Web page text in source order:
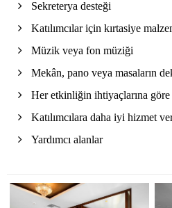
Sekreterya desteği
Katılımcılar için kırtasiye
Müzik veya fon müziği
Mekân, pano veya masaların
Her etkinliğin ihtiyaçlarına
Katılımcılara daha iyi hizmet
Yardımcı alanlar